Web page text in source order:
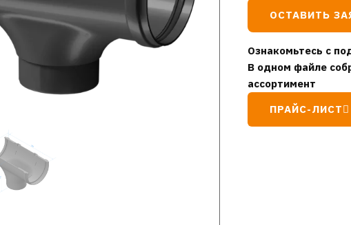
ОСТАВИТЬ
Ознакомьтесь с
В одном файле
ассортимент
ПРАЙС-ЛИСТ